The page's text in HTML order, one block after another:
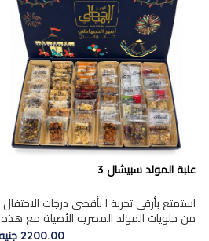
علبة المولد سبيشال 3
استمتع بأرقى تجربة ا بأقصى درجات الاحتفال
من حلويات المولد المصريه الأصيلة مع هذه
الفخامة مع علبة سبيشال 3 التي تضم 562200.00 جنيه